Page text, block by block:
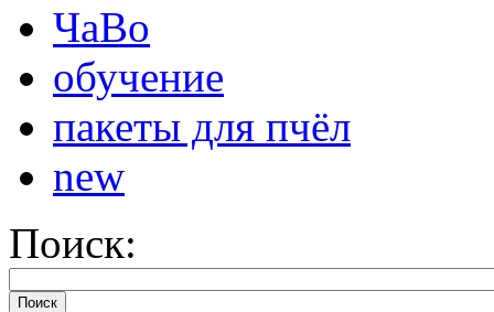
ЧаВо
обучение
пакеты для пчёл
new
Поиск:
Поиск